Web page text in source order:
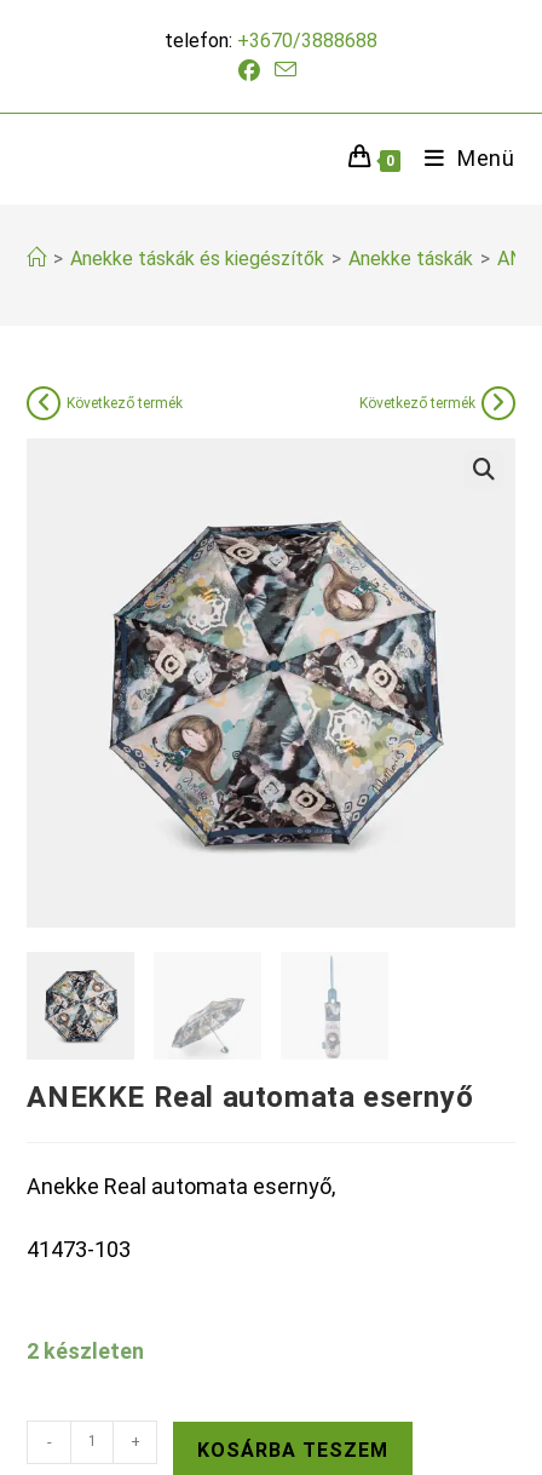
telefon: +3670/3888688
0 Menü
> Anekke táskák és kiegészítők > Anekke táskák >
Következő termék Következő termék
ANEKKE Real automata esernyő
Anekke Real automata esernyő,
41473-103
2 készleten
Real
- + KOSÁRBA TESZEM